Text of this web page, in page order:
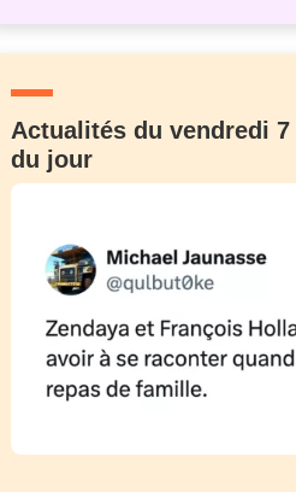
Actualités du vendredi
du jour